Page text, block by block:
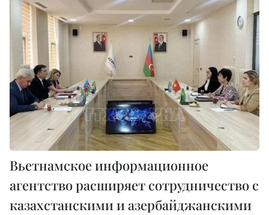
Вьетнамское информационное
агентство расширяет сотрудничество с
казахстанскими и азербайджанскими